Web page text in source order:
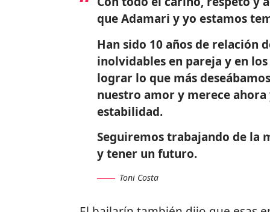
que Adamari y yo estamos
Han sido 10 años de relación
inolvidables en pareja y en
lograr lo que más
nuestro amor y merece
estabilidad.
Seguiremos trabajando de la
y tener un futuro.
Toni Costa